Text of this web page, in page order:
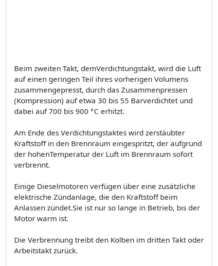
Beim zweiten Takt, demVerdichtungstakt, wird die Luft
auf einen geringen Teil ihres vorherigen Volumens
zusammengepresst, durch das Zusammenpressen
(Kompression) auf etwa 30 bis 55 Barverdichtet und
dabei auf 700 bis 900 °C erhitzt.
Am Ende des Verdichtungstaktes wird zerstäubter
Kraftstoff in den Brennraum eingespritzt, der aufgrund
der hohenTemperatur der Luft im Brennraum sofort
verbrennt.
Einige Dieselmotoren verfügen über eine zusätzliche
elektrische Zündanlage, die den Kraftstoff beim
Anlassen zündet.Sie ist nur so lange in Betrieb, bis der
Motor warm ist.
Die Verbrennung treibt den Kolben im dritten Takt oder
Arbeitstakt zurück.